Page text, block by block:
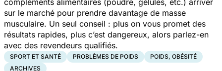
sur le marché pour prendre davantage de masse
musculaire. Un seul conseil : plus on vous promet des
résultats rapides, plus c’est dangereux, alors parlez-en
avec des revendeurs qualifiés.
SPORT ET SANTÉ PROBLÈMES DE POIDS
POIDS, OBÉSITÉ
ARCHIVES